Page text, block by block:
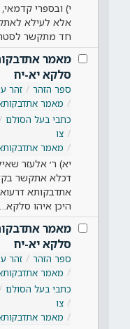
י) ובספרי
אלא לעילא
חד מתקשר
מאמר
סלקא יא-יח
ספר הזהר זהר
מאמר
כתבי בעל הסולם
צו
מאמר
יא) ר׳ אלעזר
דכלא אתקשר
אתדבקותא דרעוא
היכן איהו סלקא.…
מאמר
סלקא יא-יח
ספר הזהר זהר
מאמר
כתבי בעל הסולם
צו
מאמר